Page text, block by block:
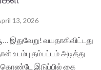
13, 2026
இதுவேறு! வயதாகிவிட்டது
உடம்பு தம்பட்டம் அடித்து
இடுப்பில் கை